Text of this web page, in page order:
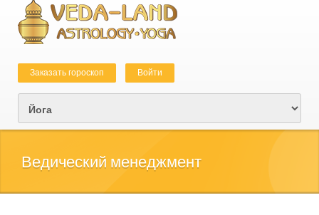
Дополнительные ссылки
Заказать гороскоп Войти
Ведический менеджмент